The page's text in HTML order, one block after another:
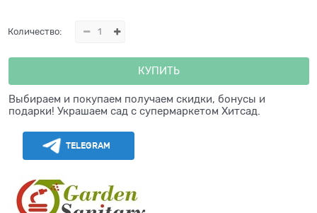
Количество:
КУПИТЬ
Выбираем и покупаем получаем скидки, бонусы и
подарки! Украшаем сад с супермаркетом Хитсад.
TELEGRAM